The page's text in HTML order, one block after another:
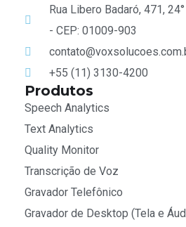
Rua Libero Badaró, 471,
- CEP: 01009-903
+55 (11) 3130-4200
Produtos
Speech Analytics
Text Analytics
Quality Monitor
Transcrição de Voz
Gravador Telefônico
Gravador de Desktop (Tela e